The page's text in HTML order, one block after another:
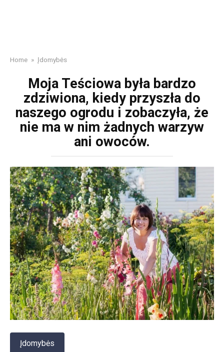
Home » Įdomybės
Moja Teściowa była bardzo
zdziwiona, kiedy przyszła do
naszego ogrodu i zobaczyła, że
nie ma w nim żadnych warzyw
ani owoców.
Įdomybės